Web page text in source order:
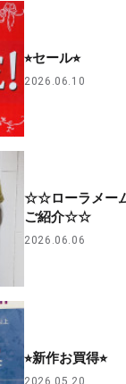
⭐︎セール⭐︎
2026.06.10
☆☆ローラメー
ご紹介☆☆
2026.06.06
⭐︎新作お買得⭐︎
2026.05.20